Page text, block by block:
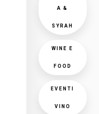
A &
SYRAH
WINE E
FOOD
EVENTI
VINO